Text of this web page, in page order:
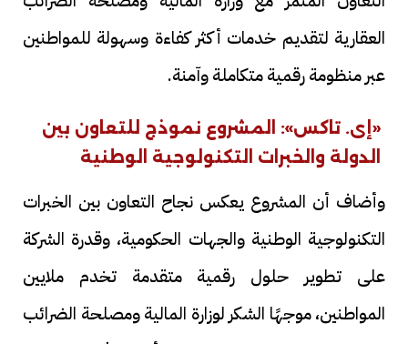
العقارية لتقديم خدمات أكثر كفاءة وسهولة للمواطنين
عبر منظومة رقمية متكاملة وآمنة.
«إى. تاكس»: المشروع نموذج للتعاون بين
الدولة والخبرات التكنولوجية الوطنية
وأضاف أن المشروع يعكس نجاح التعاون بين الخبرات
التكنولوجية الوطنية والجهات الحكومية، وقدرة الشركة
على تطوير حلول رقمية متقدمة تخدم ملايين
المواطنين، موجهًا الشكر لوزارة المالية ومصلحة الضرائب